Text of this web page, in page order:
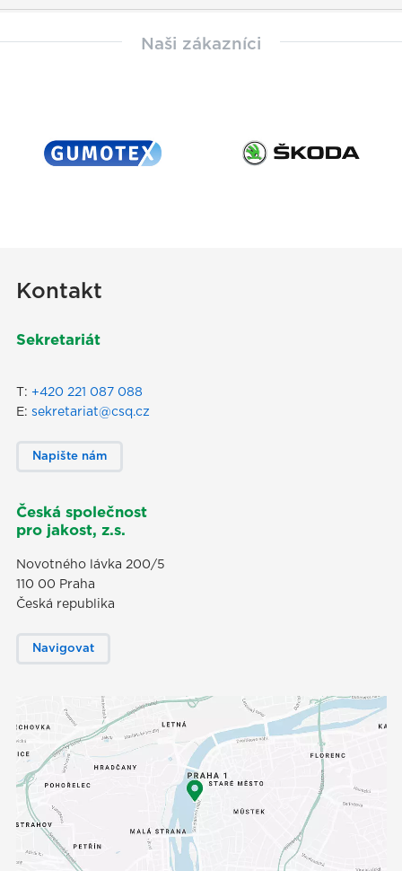
Naši zákazníci
Kontakt
Sekretariát
T: +420 221 087 088
E: sekretariat@csq.cz
Napište nám
Česká společnost
pro jakost, z.s.
Novotného lávka 200/5
110 00 Praha
Česká republika
Navigovat